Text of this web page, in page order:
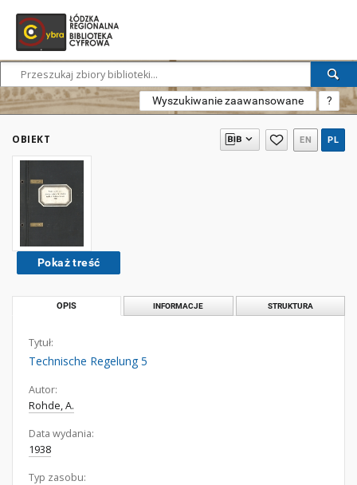
Wyszukiwanie zaawansowane ?
OBIEKT EN PL
Pokaż treść
OPIS INFORMACJE STRUKTURA
Tytuł:
Technische Regelung 5
Autor:
Rohde, A.
Data wydania:
1938
Typ zasobu: